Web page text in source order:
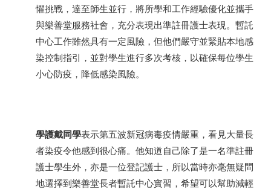
懼挑戰，達至師生並行，將所學和工作經驗優化並攜手
與樂善堂服務社會，充分表現出準註冊護士表現。暫託
中心工作雖然具有一定風險，但他們嚴守並緊貼本地感
染控制指引，並對學生進行多次考核，以確保每位學生
小心防疫，降低感染風險。
學護戴同學表示第五波新冠病毒疫情嚴重，看見大量長
者染疫令他感到很心痛。他知道自己除了是一名準註冊
護士學生外，亦是一位登記護士，所以當時亦毫無疑問
地選擇到樂善堂長者暫託中心實習，希望可以幫助減輕